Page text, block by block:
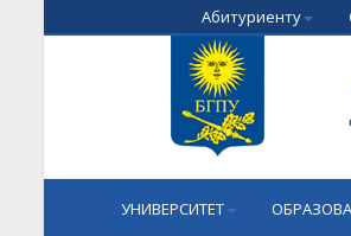
Абитуриенту
УНИВЕРСИТЕТ